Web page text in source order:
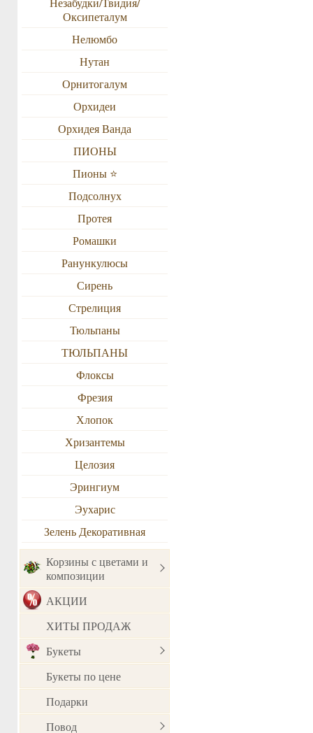
Оксипеталум
Нелюмбо
Нутан
Орнитогалум
Орхидеи
Орхидея Ванда
ПИОНЫ
Пионы ⭐️
Подсолнух
Протея
Ромашки
Ранункулюсы
Сирень
Стрелиция
Тюльпаны
ТЮЛЬПАНЫ
Флоксы
Фрезия
Хлопок
Хризантемы
Целозия
Эрингиум
Эухарис
Зелень Декоративная
Корзины с цветами и
композиции
АКЦИИ
ХИТЫ ПРОДАЖ
Букеты
Букеты по цене
Подарки
Повод